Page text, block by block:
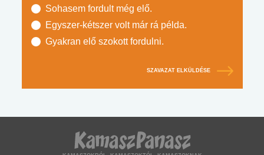
Sohasem fordult még elő.
Egyszer-kétszer volt már rá példa.
Gyakran elő szokott fordulni.
SZAVAZAT ELKÜLDÉSE